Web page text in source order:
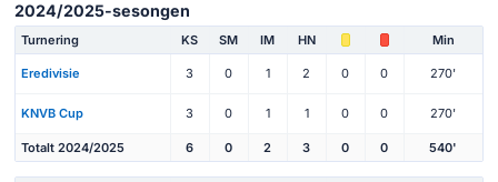
2024/2025-sesongen
Turnering KS SM IM HN Min
Eredivisie 3 0 1 2 0 0 270'
KNVB Cup 3 0 1 1 0 0 270'
Totalt 2024/2025 6 0 2 3 0 0 540'